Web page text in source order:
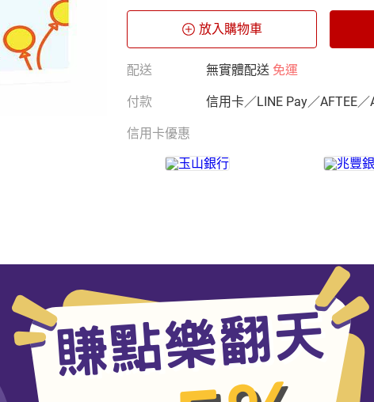
放入購物車
配送 無實體配送 免運
付款 信用卡／LINE Pay／AFTEE／
信用卡優惠